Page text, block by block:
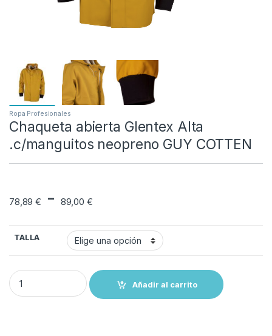
Ropa Profesionales
Chaqueta abierta Glentex Alta
.c/manguitos neopreno GUY COTTEN
78,89€ - 89,00 €Rango de precios:
TALLA
Chaqueta abierta Glentex Alta .c/manguitos neopreno GUY
Añadir al carrito